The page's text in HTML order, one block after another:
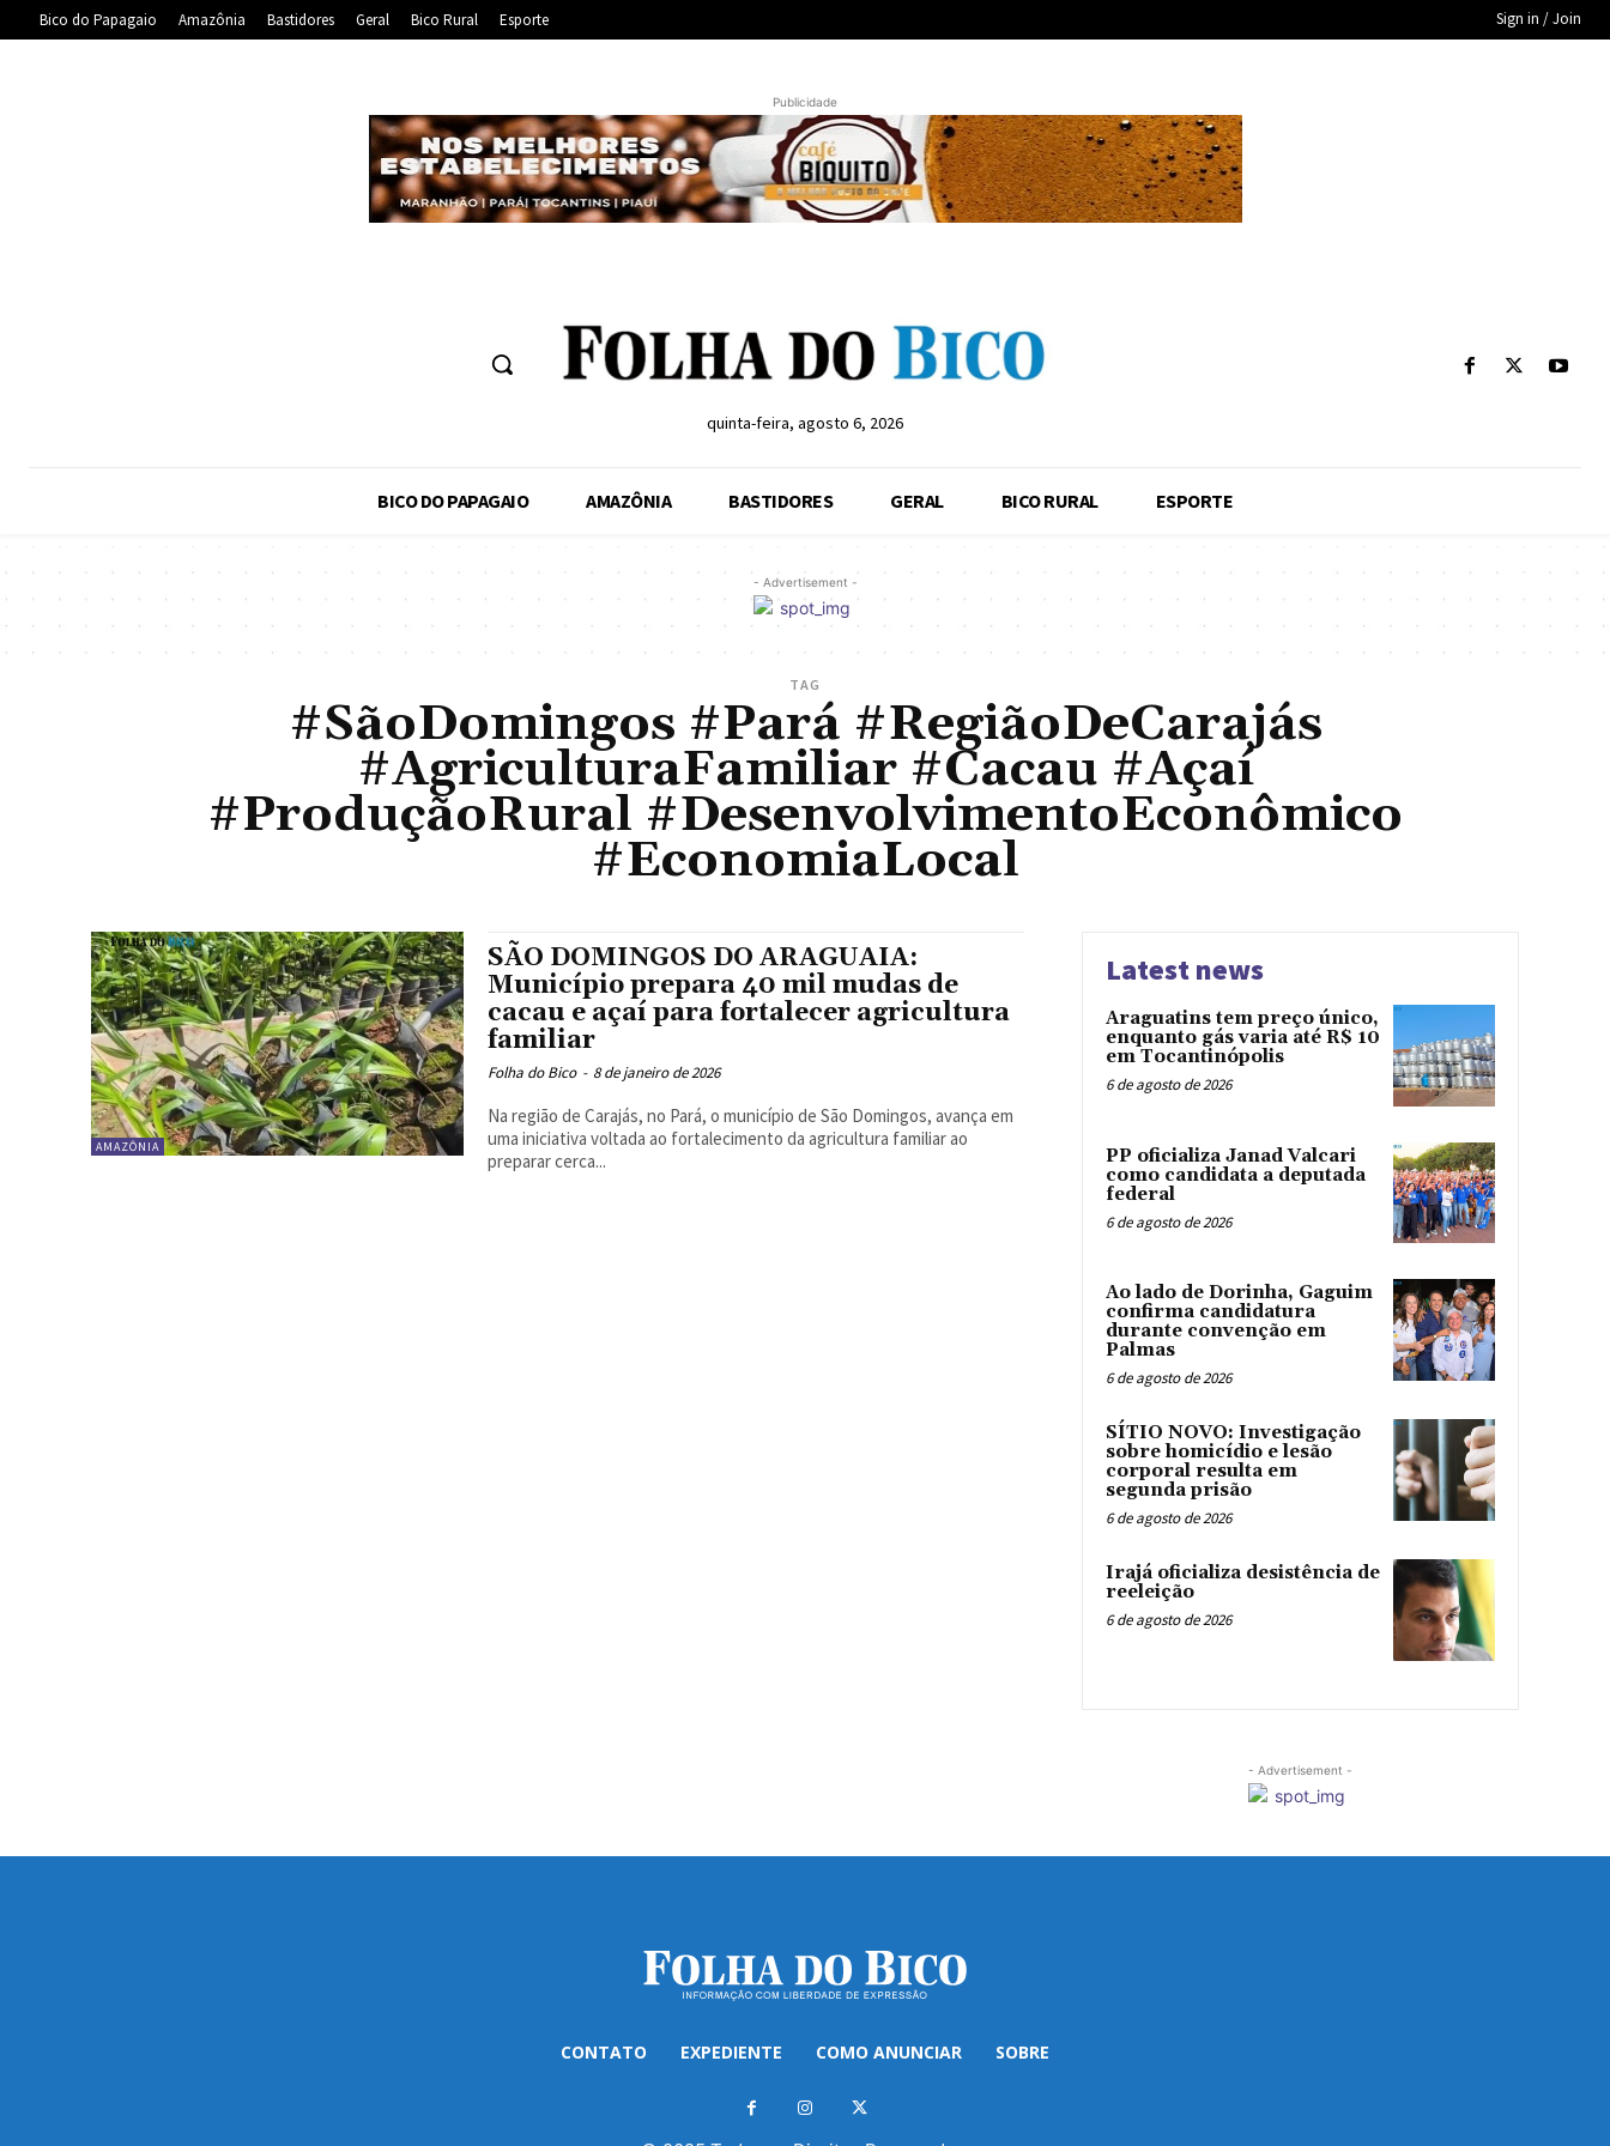
Bico do Papagaio Amazônia Bastidores Geral Bico Rural Esporte Sign in / Join
Publicidade
quinta-feira, agosto 6, 2026
BICO DO PAPAGAIO AMAZÔNIA BASTIDORES GERAL BICO RURAL ESPORTE
- Advertisement -
TAG
#SãoDomingos #Pará #RegiãoDeCarajás
#AgriculturaFamiliar #Cacau #Açaí
#ProduçãoRural #DesenvolvimentoEconômico
#EconomiaLocal
AMAZÔNIA
SÃO DOMINGOS DO ARAGUAIA:
Município prepara 40 mil mudas de
cacau e açaí para fortalecer agricultura
familiar
Folha do Bico - 8 de janeiro de 2026
Na região de Carajás, no Pará, o município de São Domingos, avança em
uma iniciativa voltada ao fortalecimento da agricultura familiar ao
preparar cerca...
Latest news
Araguatins tem preço único,
enquanto gás varia até R$ 10
em Tocantinópolis
6 de agosto de 2026
PP oficializa Janad Valcari
como candidata a deputada
federal
6 de agosto de 2026
Ao lado de Dorinha, Gaguim
confirma candidatura
durante convenção em
Palmas
6 de agosto de 2026
SÍTIO NOVO: Investigação
sobre homicídio e lesão
corporal resulta em
segunda prisão
6 de agosto de 2026
Irajá oficializa desistência de
reeleição
6 de agosto de 2026
- Advertisement -
CONTATO EXPEDIENTE COMO ANUNCIAR SOBRE